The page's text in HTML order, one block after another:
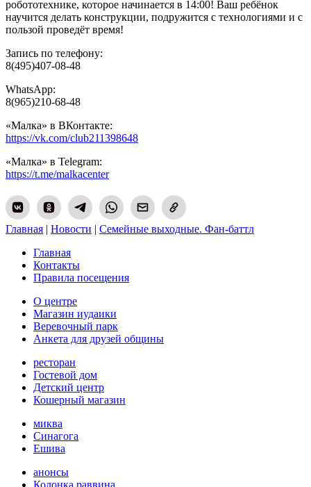
робототехнике, которое начинается в 14:00! Ваш ребёнок
научится делать конструкции, подружится с технологиями и с
пользой проведёт время!
Запись по телефону:
8(495)407-08-48
WhatsApp:
8(965)210-68-48
«Малка» в ВКонтакте:
https://vk.com/club211398648
«Малка» в Telegram:
https://t.me/malkacenter
Главная | Новости | Cемейные выходные. Фан-баттл
Главная
Контакты
Правила посещения
О центре
Магазин иудаики
Веревочный парк
Анкета для друзей общины
ресторан
Гостевой дом
Детский центр
Кошерный магазин
миква
Синагога
Ешива
анонсы
Колонка раввина